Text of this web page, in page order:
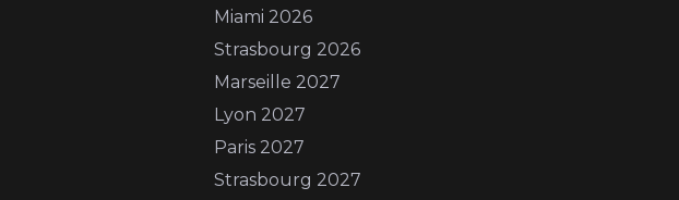
Miami 2026
Strasbourg 2026
Marseille 2027
Lyon 2027
Paris 2027
Strasbourg 2027